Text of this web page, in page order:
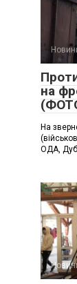
на
На
ОДА,